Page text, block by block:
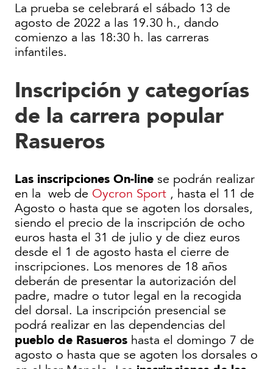
La prueba se celebrará el sábado 13 de
agosto de 2022 a las 19.30 h., dando
comienzo a las 18:30 h. las carreras
infantiles.
Inscripción y categorías
de la carrera popular
Rasueros
Las inscripciones On-line se podrán realizar
en la web de Oycron Sport , hasta el 11 de
Agosto o hasta que se agoten los dorsales,
siendo el precio de la inscripción de ocho
euros hasta el 31 de julio y de diez euros
desde el 1 de agosto hasta el cierre de
inscripciones. Los menores de 18 años
deberán de presentar la autorización del
padre, madre o tutor legal en la recogida
del dorsal. La inscripción presencial se
podrá realizar en las dependencias del
pueblo de Rasueros hasta el domingo 7 de
agosto o hasta que se agoten los dorsales o